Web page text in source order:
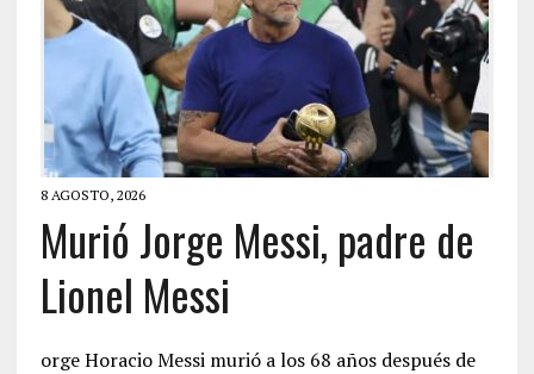
8 AGOSTO, 2026
Murió Jorge Messi, padre de
Lionel Messi
orge Horacio Messi murió a los 68 años después de